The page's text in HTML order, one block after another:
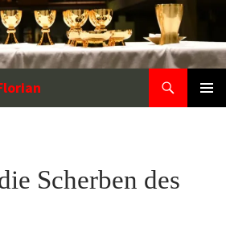
Scherben des